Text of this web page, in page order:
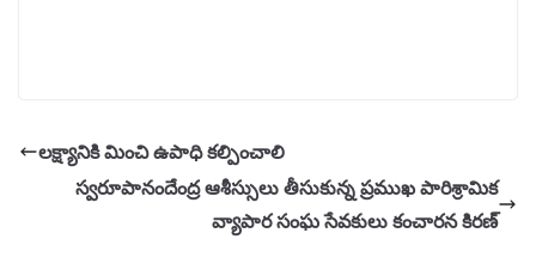
లక్ష్యానికి మించి ఉపాధి కల్పించాలి
స్వరూపానందేంద్ర ఆశీస్సులు తీసుకున్న ప్రముఖ పారిశ్రామిక
వ్యాపార సంఘ సేవకులు కంచారన కిరణ్